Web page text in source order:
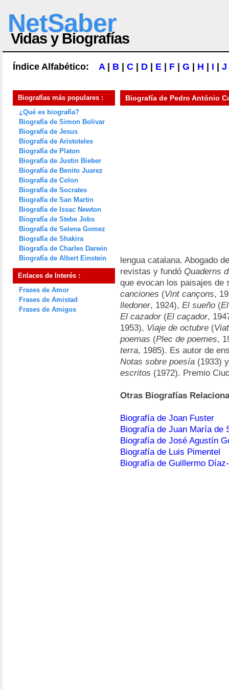
NetSaber
Vidas y Biografías
Índice Alfabético: A| B C D E F G H I J
Biografías más populares :
¿Qué es biografía?
Biografía de Simon Bolivar
Biografía de Jesus
Biografía de Aristoteles
Biografía de Platon
Biografía de Justin Bieber
Biografía de Benito Juarez
Biografía de Colon
Biografía de Socrates
Biografía de San Martin
Biografía de Issac Newton
Biografía de Stebe Jobs
Biografía de Selena Gomez
Biografía de Shakira
Biografía de Charles Darwin
Biografía de Albert Einstein
Enlaces de Interés :
Frases de Amor
Frases de Amistad
Frases de Amigos
Biografía de Pedro António
lengua catalana. Abogado
revistas y fundó Quaderns
que evocan los paisajes
canciones (Vint cançons,
lledoner, 1924), El sueño (
El cazador (El caçador,
1953), Viaje de octubre (
poemas (Plec de poemes,
terra, 1985). Es autor de
Notas sobre poesía (1933)
escritos (1972). Premio
Otras Biografías
Biografía de Joan Fuster
Biografía de Juan María de
Biografía de José Agustín
Biografía de Luis Pimentel
Biografía de Guillermo